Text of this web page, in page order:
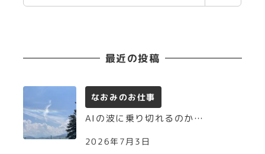
索
最近の投稿
なおみのお仕事
AIの波に乗り切れるのか…
2026年7月3日